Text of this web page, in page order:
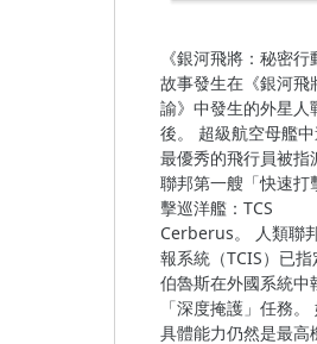
《銀河飛將：秘密行
故事發生在《銀河飛
諭》中發生的外星人
後。 超級航空母艦
最優秀的飛行員被指
聯邦第一艘「快速打
擊巡洋艦：TCS
Cerberus。 人類聯
報系統（TCIS）已指
伯魯斯在外國系統中
「深度掩護」任務。
具體能力仍然是最高